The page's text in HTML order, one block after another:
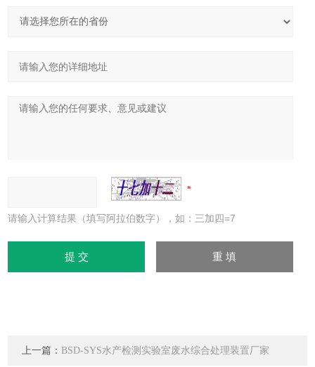
请输入计算结果（填写阿拉伯数字），如：三加四=7
上一篇： BSD-SYS水产检测实验室废水综合处理装置厂家